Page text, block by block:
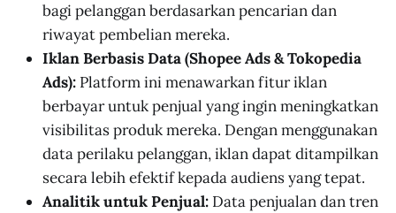
bagi pelanggan berdasarkan pencarian dan
riwayat pembelian mereka.
Iklan Berbasis Data (Shopee Ads & Tokopedia
Ads): Platform ini menawarkan fitur iklan
berbayar untuk penjual yang ingin meningkatkan
visibilitas produk mereka. Dengan menggunakan
data perilaku pelanggan, iklan dapat ditampilkan
secara lebih efektif kepada audiens yang tepat.
Analitik untuk Penjual: Data penjualan dan tren